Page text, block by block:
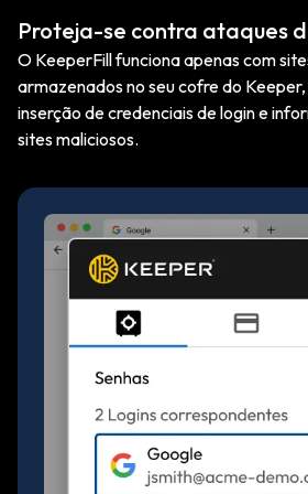
Proteja-se contra ataques
O KeeperFill funciona apenas com
armazenados no seu cofre do
inserção de credenciais de login e
sites maliciosos.